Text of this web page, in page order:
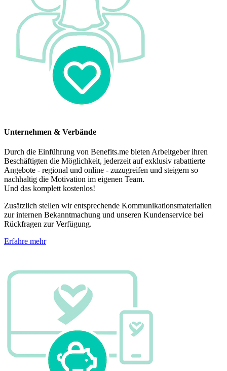
Unternehmen & Verbände
Durch die Einführung von Benefits.me bieten Arbeitgeber ihren
Beschäftigten die Möglichkeit, jederzeit auf exklusiv rabattierte
Angebote - regional und online - zuzugreifen und steigern so
nachhaltig die Motivation im eigenen Team.
Und das komplett kostenlos!
Zusätzlich stellen wir entsprechende Kommunikationsmaterialien
zur internen Bekanntmachung und unseren Kundenservice bei
Rückfragen zur Verfügung.
Erfahre mehr